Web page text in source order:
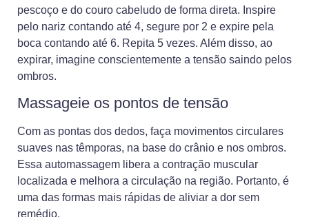
pescoço e do couro cabeludo de forma direta. Inspire
pelo nariz contando até 4, segure por 2 e expire pela
boca contando até 6. Repita 5 vezes. Além disso, ao
expirar, imagine conscientemente a tensão saindo pelos
ombros.
Massageie os pontos de tensão
Com as pontas dos dedos, faça movimentos circulares
suaves nas têmporas, na base do crânio e nos ombros.
Essa automassagem libera a contração muscular
localizada e melhora a circulação na região. Portanto, é
uma das formas mais rápidas de aliviar a dor sem
remédio.